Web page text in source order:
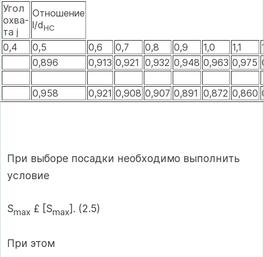
Угол
охва-
та j
Отношение
l/dНС
0,4 0,5 0,6 0,7 0,8 0,9 1,0 1,1
0,896
0,913 0,921 0,932 0,948 0,963 0,975
0,958 0,921 0,908 0,907 0,891 0,872 0,860
При выборе посадки необходимо выполнить
условие
Smax £ [Smax]. (2.5)
При этом